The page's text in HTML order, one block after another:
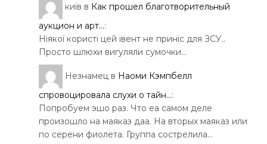
київ в Как прошел благотворительный
аукцион и арт...:
Ніякої користі цей івент не приніс для ЗСУ..
Просто шлюхи вигуляли сумочки…
Незнамец в Наоми Кэмпбелл
спровоцировала слухи о тайн...:
Попробуем эшо раз. Что еа самом деле
произошло на маяказ даа. На вторых маяказ или
по серени фиолета. Группа сострелила…